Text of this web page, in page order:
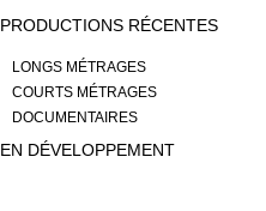
PRODUCTIONS RÉCENTES
LONGS MÉTRAGES
COURTS MÉTRAGES
DOCUMENTAIRES
EN DÉVELOPPEMENT